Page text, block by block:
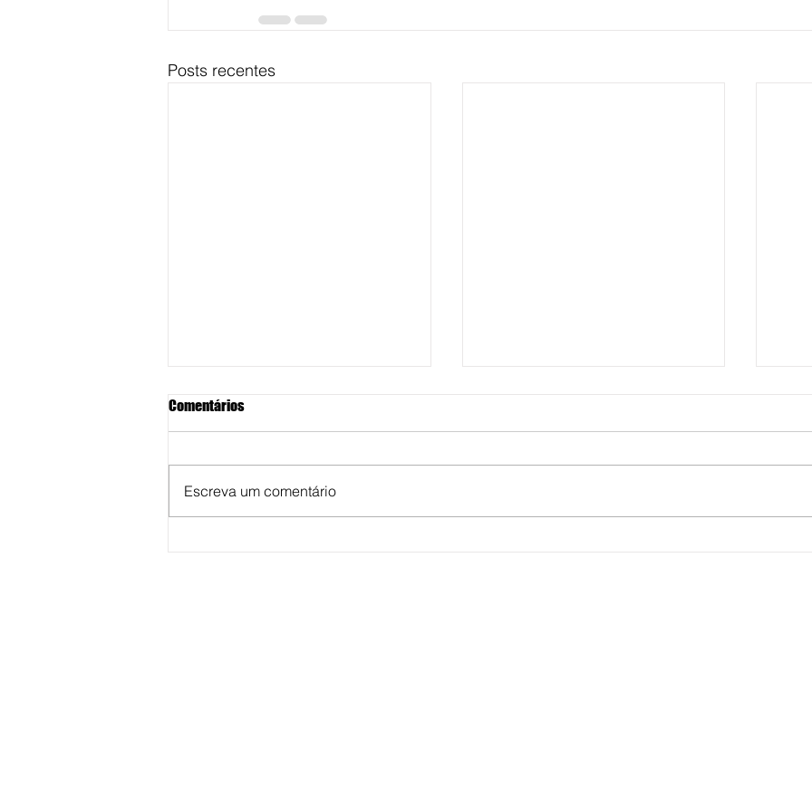
Posts recentes
Comentários
Escreva um comentário